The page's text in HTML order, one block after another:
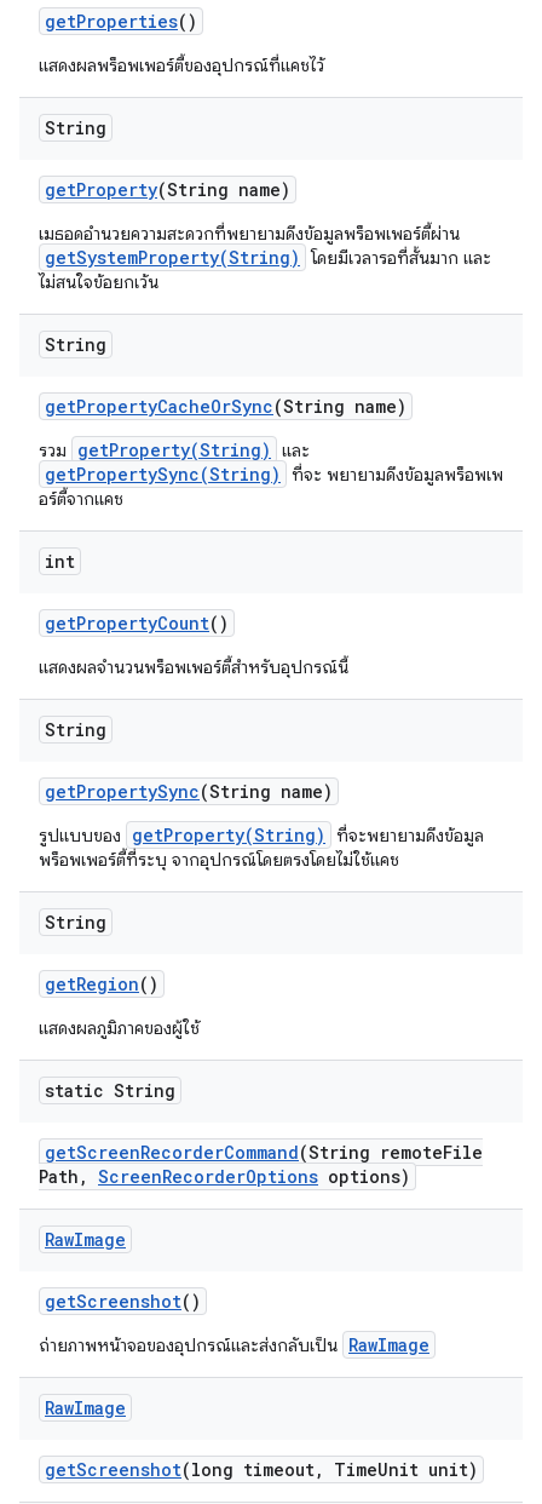
getProperties()
แสดงผลพร็อพเพอร์ตี้ของอุปกรณ์ที่แคชไว้
String
getProperty(String name)
เมธอดอำนวยความสะดวกที่พยายามดึงข้อมูลพร็อพเพอร์ตี้ผ่าน
getSystemProperty(String) โดยมีเวลารอที่สั้นมาก และ
ไม่สนใจข้อยกเว้น
String
getPropertyCacheOrSync(String name)
รวม getProperty(String) และ
getPropertySync(String)
ที่จะ พยายามดึงข้อมูลพร็อพเพ
อร์ตี้จากแคช
int
getPropertyCount()
แสดงผลจํานวนพร็อพเพอร์ตี้สําหรับอุปกรณ์นี้
String
getPropertySync(String name)
รูปแบบของ getProperty(String)
ที่จะพยายามดึงข้อมูล
พร็อพเพอร์ตี้ที่ระบุ จากอุปกรณ์โดยตรงโดยไม่ใช้แคช
String
getRegion()
แสดงผลภูมิภาคของผู้ใช้
static String
getScreenRecorderCommand(String remoteFile
Path , ScreenRecorderOptions options)
RawImage
getScreenshot()
ถ่ายภาพหน้าจอของอุปกรณ์และส่งกลับเป็น RawImage
RawImage
getScreenshot(long timeout, TimeUnit unit)